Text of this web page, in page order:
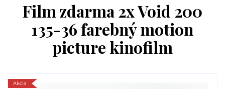
Film zdarma 2x Void 200
135-36 farebný motion
picture kinofilm
Akcia